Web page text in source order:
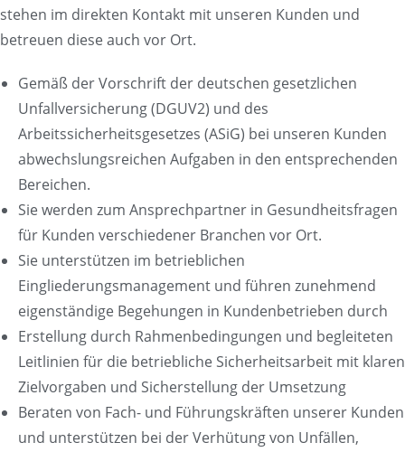
stehen im direkten Kontakt mit unseren Kunden und
betreuen diese auch vor Ort.
Gemäß der Vorschrift der deutschen gesetzlichen
Unfallversicherung (DGUV2) und des
Arbeitssicherheitsgesetzes (ASiG) bei unseren Kunden
abwechslungsreichen Aufgaben in den entsprechenden
Bereichen.
Sie werden zum Ansprechpartner in Gesundheitsfragen
für Kunden verschiedener Branchen vor Ort.
Sie unterstützen im betrieblichen
Eingliederungsmanagement und führen zunehmend
eigenständige Begehungen in Kundenbetrieben durch
Erstellung durch Rahmenbedingungen und begleiteten
Leitlinien für die betriebliche Sicherheitsarbeit mit klaren
Zielvorgaben und Sicherstellung der Umsetzung
Beraten von Fach- und Führungskräften unserer Kunden
und unterstützen bei der Verhütung von Unfällen,